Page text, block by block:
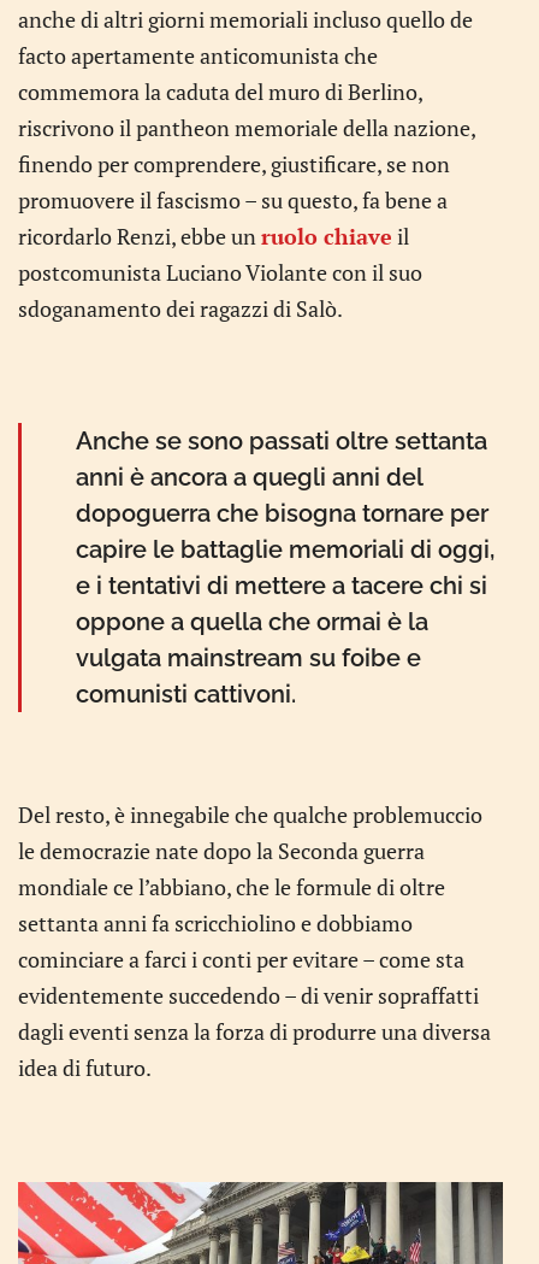
anche di altri giorni memoriali incluso quello de
facto apertamente anticomunista che
commemora la caduta del muro di Berlino,
riscrivono il pantheon memoriale della nazione,
finendo per comprendere, giustificare, se non
promuovere il fascismo – su questo, fa bene a
ricordarlo Renzi, ebbe unruolo chiave il
postcomunista Luciano Violante con il suo
sdoganamento dei ragazzi di Salò.
Anche se sono passati oltre settanta
anni è ancora a quegli anni del
dopoguerra che bisogna tornare per
capire le battaglie memoriali di oggi,
e i tentativi di mettere a tacere chi si
oppone a quella che ormai è la
vulgata mainstream su foibe e
comunisti cattivoni.
Del resto, è innegabile che qualche problemuccio
le democrazie nate dopo la Seconda guerra
mondiale ce l’abbiano, che le formule di oltre
settanta anni fa scricchiolino e dobbiamo
cominciare a farci i conti per evitare – come sta
evidentemente succedendo – di venir sopraffatti
dagli eventi senza la forza di produrre una diversa
idea di futuro.